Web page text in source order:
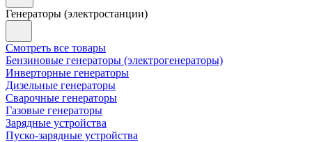
Генераторы (электростанции)
Смотреть все товары
Бензиновые генераторы (электрогенераторы)
Инверторные генераторы
Дизельные генераторы
Сварочные генераторы
Газовые генераторы
Зарядные устройства
Пуско-зарядные устройства